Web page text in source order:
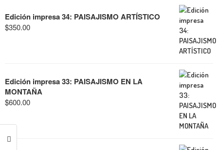
Edición impresa 34: PAISAJISMO ARTÍSTICO
$350.00
Edición impresa 33: PAISAJISMO EN LA
MONTAÑA
$600.00